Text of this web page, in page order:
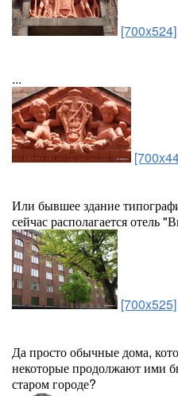
[700x524]
...
Или бывшее здание
сейчас располагается отель
[700x525]
Да просто обычные дома,
некоторые продолжают ими
старом городе?